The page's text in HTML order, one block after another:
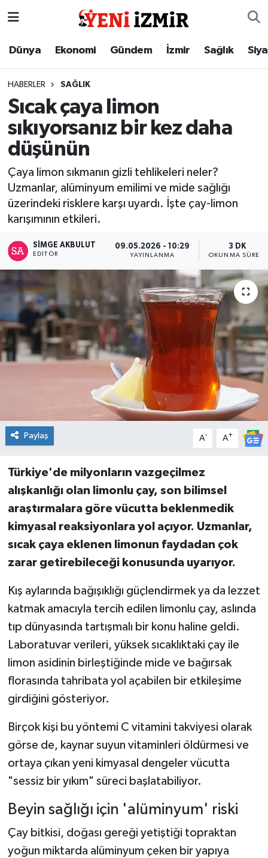
Dünya Ekonomi Gündem İzmir Sağlık
HABERLER SAĞLIK
Sıcak çaya limon
sıkıyorsanız bir kez daha
düşünün
Çaya limon sıkmanın gizli tehlikeleri neler?
Uzmanlar, alüminyum emilimi ve mide sağlığı
üzerindeki risklere karşı uyardı. İşte çay-limon
karışımının etkileri.
SIMGE AKBULUT
EDITÖR
09.05.2026 - 10:29
YAYINLANMA
3 DK
OKUNMA SÜRESI
Paylaş A- A+
Türkiye'de milyonların vazgeçilmez
alışkanlığı olan limonlu çay, son bilimsel
araştırmalara göre vücutta beklenmedik
kimyasal reaksiyonlara yol açıyor. Uzmanlar,
sıcak çaya eklenen limonun faydadan çok
zarar getirebileceği konusunda uyarıyor.
Kış aylarında bağışıklığı güçlendirmek ya da lezzet
katmak amacıyla tercih edilen limonlu çay, aslında
tıp dünyasında tartışmalı bir konu haline geldi.
Laboratuvar verileri, yüksek sıcaklıktaki çay ile
limon asidinin birleştiğinde mide ve bağırsak
florasında tahribata yol açabilen bir etkileşime
girdiğini gösteriyor.
Birçok kişi bu yöntemi C vitamini takviyesi olarak
görse de, kaynar suyun vitaminleri öldürmesi ve
ortaya çıkan yeni kimyasal dengeler vücutta
"sessiz bir yıkım" süreci başlatabiliyor.
Beyin sağlığı için 'alüminyum' riski
Çay bitkisi, doğası gereği yetiştiği topraktan
yoğun miktarda alüminyum çeken bir yapıya
Dünya
Gündem
İzmir
Sağlık
Siyaset
Spor
Teknoloji
Tatil ve Seyahat
Okul Gazetesi
İzmir Nöbetçi Eczaneler
İzmir Namaz Vakitleri
İzmir Trafik Yoğunluk Haritası
Süper Lig Puan Durumu ve Fikstür
Tüm Manşetler